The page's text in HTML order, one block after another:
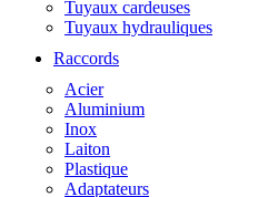
Tuyaux cardeuses
Tuyaux hydrauliques
Raccords
Acier
Aluminium
Inox
Laiton
Plastique
Adaptateurs